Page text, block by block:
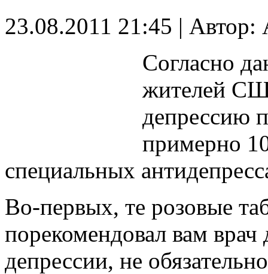
23.08.2011 21:45 |
Согласно
жителей
депрессию
примерно
специальных
Во-первых, те розовые
порекомендовал вам врач
депрессии, не